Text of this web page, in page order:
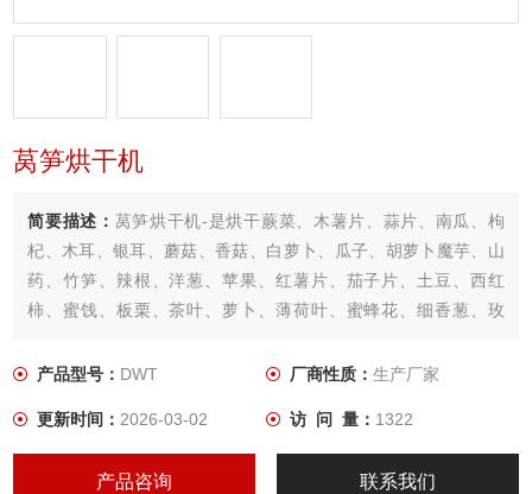
莴笋烘干机
简要描述： 莴笋烘干机-是烘干蕨菜、木薯片、蒜片、南瓜、枸
杞、木耳、银耳、蘑菇、香菇、白萝卜、瓜子、胡萝卜魔芋、山
药、竹笋、辣根、洋葱、苹果、红薯片、茄子片、土豆、西红
柿、蜜饯、板栗、茶叶、萝卜、薄荷叶、蜜蜂花、细香葱、玫
产品型号： DWT 厂商性质： 生产厂家
更新时间：2026-03-02 访 问 量： 1322
产品咨询 联系我们